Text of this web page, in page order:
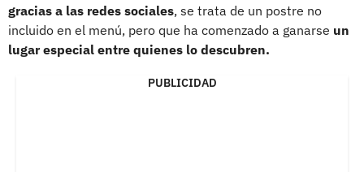
gracias a las redes sociales, se trata de un postre no
incluido en el menú, pero que ha comenzado a ganarse un
lugar especial entre quienes lo descubren.
PUBLICIDAD